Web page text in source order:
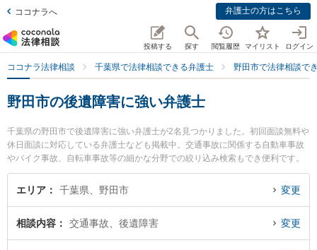
ココナラへ 弁護士の方はこちら
投稿する 探す 閲覧履歴 マイリスト ログイン
ココナラ法律相談 千葉県で法律相談できる弁護士 野田市で法律相談で
野田市の後遺障害に強い弁護士
千葉県の野田市で後遺障害に強い弁護士が2名見つかりました。初回面談無料や
休日面談に対応している弁護士なども掲載中。交通事故に関係する自動車事故
やバイク事故、自転車事故等の細かな分野での絞り込み検索もでき便利です。
特に野田けやき法律事務所の松澤 英司弁護士や野田総合法律事務所の高山 聡宏
弁護士のプロフィール情報や弁護士費用、強みなどが注目されています。『野
回相談無料で後遺障害を法律相談できる野田市内の弁護士に相談予約したい』
などでお困りの相談者さんにおすすめです。
エリア 千葉県、野田市 変更
相談内容 交通事故、後遺障害 変更